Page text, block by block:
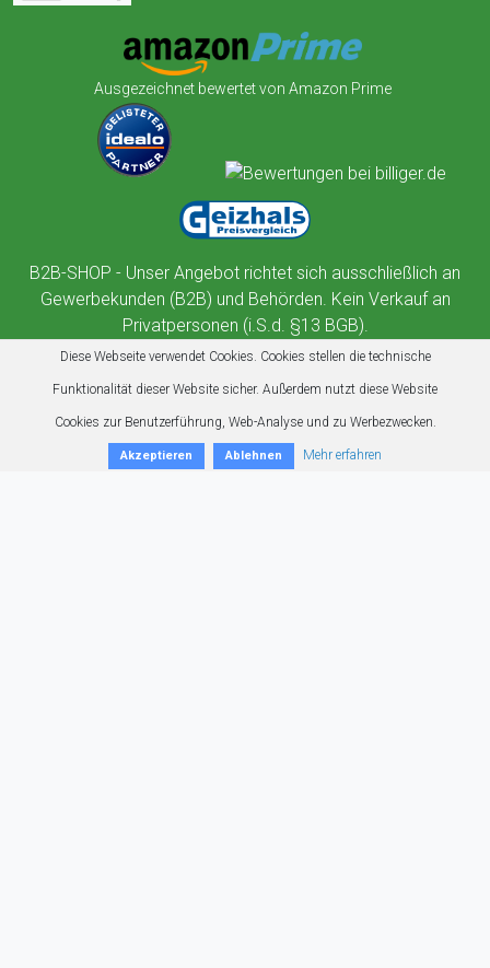
Ausgezeichnet bewertet von Amazon Prime
B2B-SHOP - Unser Angebot richtet sich ausschließlich an
Gewerbekunden (B2B) und Behörden. Kein Verkauf an
Privatpersonen (i.S.d. §13 BGB).
Diese Webseite verwendet Cookies. Cookies stellen die technische
Funktionalität dieser Website sicher. Außerdem nutzt diese Website
Cookies zur Benutzerführung, Web-Analyse und zu Werbezwecken.
Akzeptieren Ablehnen Mehr erfahren